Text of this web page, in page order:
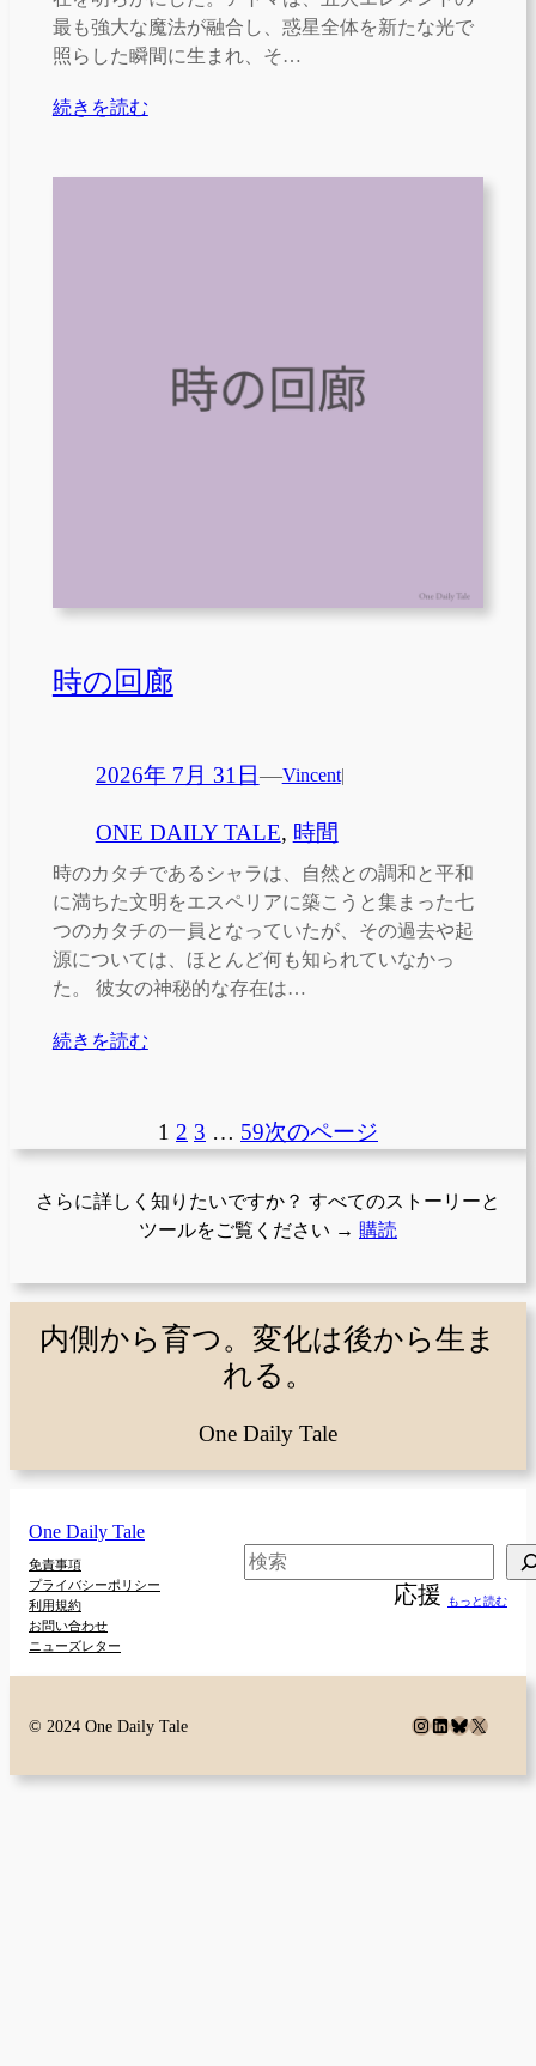
最も強大な魔法が融合し、惑星全体を新たな光で
照らした瞬間に生まれ、そ…
続きを読む
時の回廊
2026年 7月 31日—Vincent|
ONE DAILY TALE, 時間
時のカタチであるシャラは、自然との調和と平和
に満ちた文明をエスペリアに築こうと集まった七
つのカタチの一員となっていたが、その過去や起
源については、ほとんど何も知られていなかっ
た。 彼女の神秘的な存在は…
続きを読む
1 2 3 … 59次のページ
さらに詳しく知りたいですか？ すべてのストーリーと
ツールをご覧ください → 購読
内側から育つ。変化は後から生ま
れる。
One Daily Tale
One Daily Tale
免責事項
プライバシーポリシー
利用規約
お問い合わせ
ニューズレター
検
応援 もっと読む
© 2024 One Daily Tale Instagram
LinkedIn
Bluesky
X